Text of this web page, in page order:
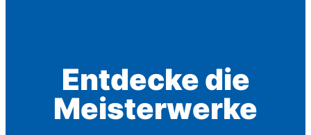
Entdecke die
Meisterwerke